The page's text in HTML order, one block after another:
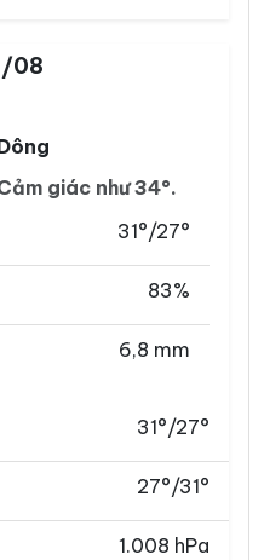
08
giác như 34°.
31°/27°
83%
6,8 mm
31°/27°
27°/31°
1.008 hPa